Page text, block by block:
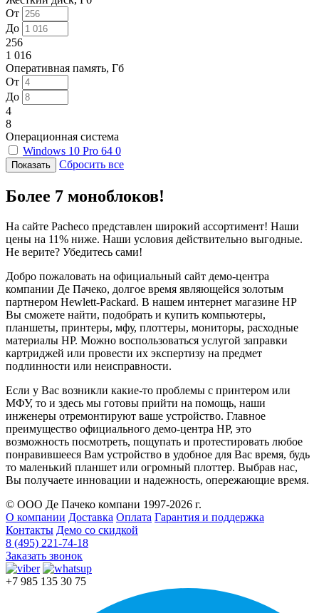
От
До
256
1 016
Оперативная память, Гб
От
До
4
8
Операционная система
Windows 10 Pro 64 0
Сбросить все
Более 7 моноблоков!
На сайте Pacheco представлен широкий ассортимент! Наши
цены на 11% ниже. Наши условия действительно выгодные.
Не верите? Убедитесь сами!
Добро пожаловать на официальный сайт демо-центра
компании Де Пачеко, долгое время являющейся золотым
партнером Hewlett-Packard. В нашем интернет магазине HP
Вы сможете найти, подобрать и купить компьютеры,
планшеты, принтеры, мфу, плоттеры, мониторы, расходные
материалы HP. Можно воспользоваться услугой заправки
картриджей или провести их экспертизу на предмет
подлинности или неисправности.
Если у Вас возникли какие-то проблемы с принтером или
МФУ, то и здесь мы готовы прийти на помощь, наши
инженеры отремонтируют ваше устройство. Главное
преимущество официального демо-центра HP, это
возможность посмотреть, пощупать и протестировать любое
понравившееся Вам устройство в удобное для Вас время, будь
то маленький планшет или огромный плоттер. Выбрав нас,
Вы получаете инновации и надежность, опережающие время.
© ООО Де Пачеко компани 1997-2026 г.
О компании Доставка Оплата Гарантия и поддержка
Контакты Демо со скидкой
8 (495) 221-74-18
Заказать звонок
+7 985 135 30 75